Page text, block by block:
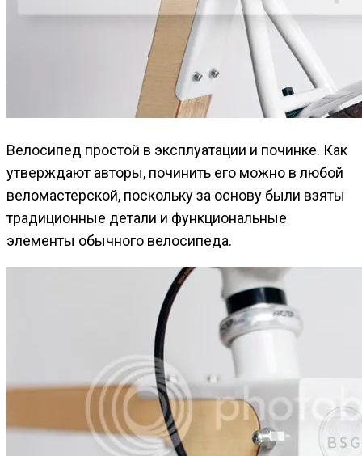
Велосипед простой в эксплуатации и починке. Как
утверждают авторы, починить его можно в любой
веломастерской, поскольку за основу были взяты
традиционные детали и функциональные
элементы обычного велосипеда.